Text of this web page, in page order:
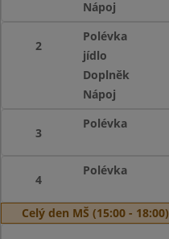
Nápoj
2
Polévka
jídlo
Doplněk
Nápoj
3
Polévka
4
Polévka
Celý den MŠ (15:00 - 18:00)